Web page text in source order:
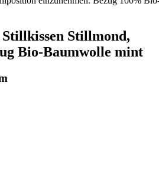
Stillmond,
Bio-Baumwolle mint